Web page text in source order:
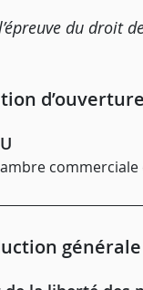
du droit
commerciale